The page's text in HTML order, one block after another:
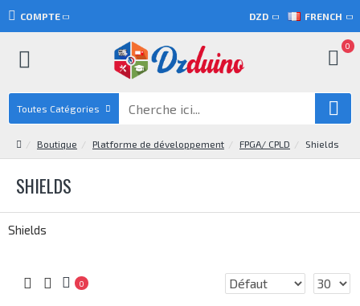
COMPTE DZD FRENCH
0
Toutes Catégories
Boutique Platforme de développement FPGA/ CPLD Shields
SHIELDS
Shields
0